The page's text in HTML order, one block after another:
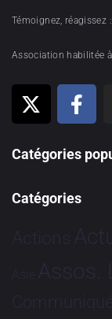
Témoignez, réagissez
Association habilitée
Catégories
Catégories
Actions
Asie Assos.